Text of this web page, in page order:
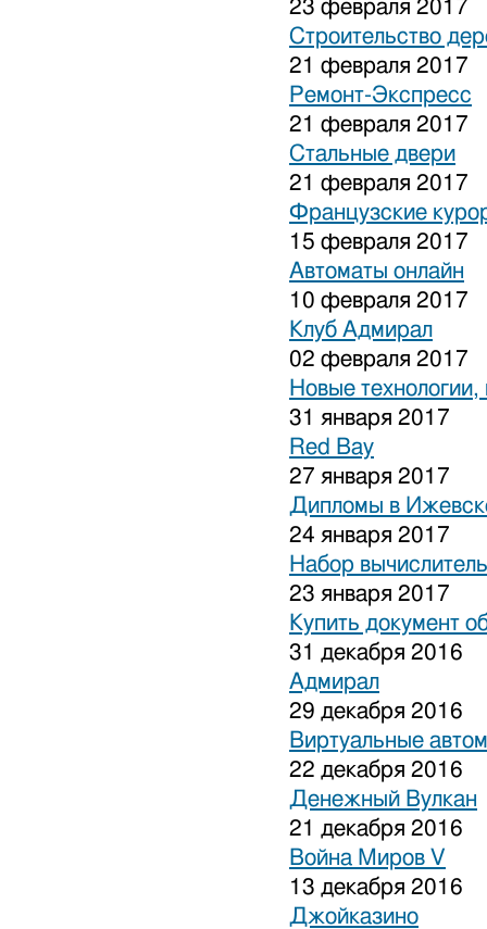
23 февраля 2017
Строительство
21 февраля 2017
Ремонт-Экспресс
21 февраля 2017
Стальные двери
21 февраля 2017
Французские
15 февраля 2017
Автоматы онлайн
10 февраля 2017
Клуб Адмирал
02 февраля 2017
Новые
31 января 2017
Red Bay
27 января 2017
Дипломы в
24 января 2017
Набор
23 января 2017
Купить документ
31 декабря 2016
Адмирал
29 декабря 2016
Виртуальные
22 декабря 2016
Денежный Вулкан
21 декабря 2016
Война Миров V
13 декабря 2016
Джойказино